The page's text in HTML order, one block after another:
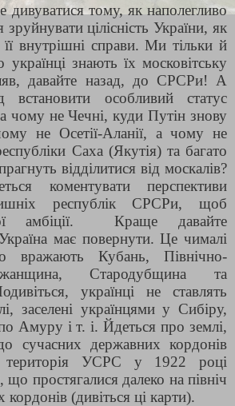
тому, як наполегливо
зруйнувати цілісність України, як
її внутрішні справи. Ми тільки й
знають їх московітську
давайте назад, до СРСРи! А
встановити особливий статус
чому не Чечні, куди Путін знову
не Осетії-Аланії, а чому не
Саха (Якутія) та багато
відділитися від москалів?
коментувати перспективи
республік СРСРи, щоб
амбіції.
Краще давайте
має повернути. Це чималі
вражають Кубань, Північно-
Стародубщина та
українці не ставлять
заселені українцями у Сибіру,
Амуру і т. і. Йдеться про землі,
сучасних державних кордонів
територія УСРС у 1922 році
що простягалися далеко на північ
кордонів (дивіться ці карти).